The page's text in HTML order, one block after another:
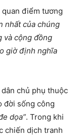
điểm tương
nhất của chúng
và cộng đồng
giờ định nghĩa
chủ phụ thuộc
đời sống công
dọa”. Trong khi
chiến dịch tranh